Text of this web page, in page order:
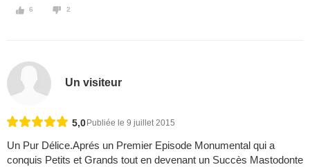
6 2
Un visiteur
5,0 Publiée le 9 juillet 2015
Un Pur Délice.Aprés un Premier Episode Monumental qui a
conquis Petits et Grands tout en devenant un Succès Mastodonte